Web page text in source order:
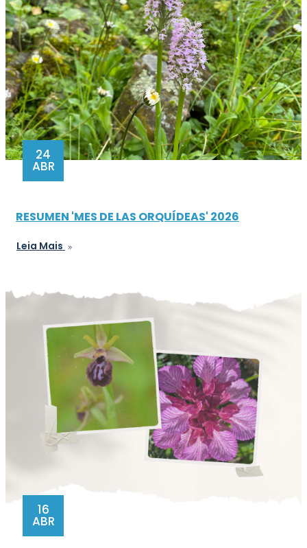
24
ABR
RESUMEN 'MES DE LAS ORQUÍDEAS' 2026
Leia Mais
16
ABR